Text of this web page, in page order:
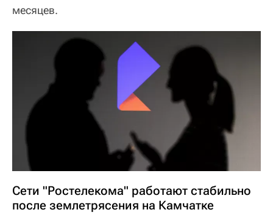
месяцев.
Сети "Ростелекома" работают стабильно
после землетрясения на Камчатке